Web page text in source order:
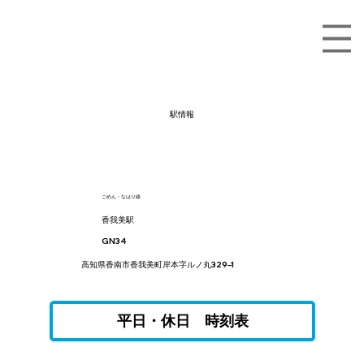
駅情報
ごめん・なはり線
香我美駅
GN34
高知県香南市香我美町岸本字ルノ丸329–1
平日・休日 時刻表